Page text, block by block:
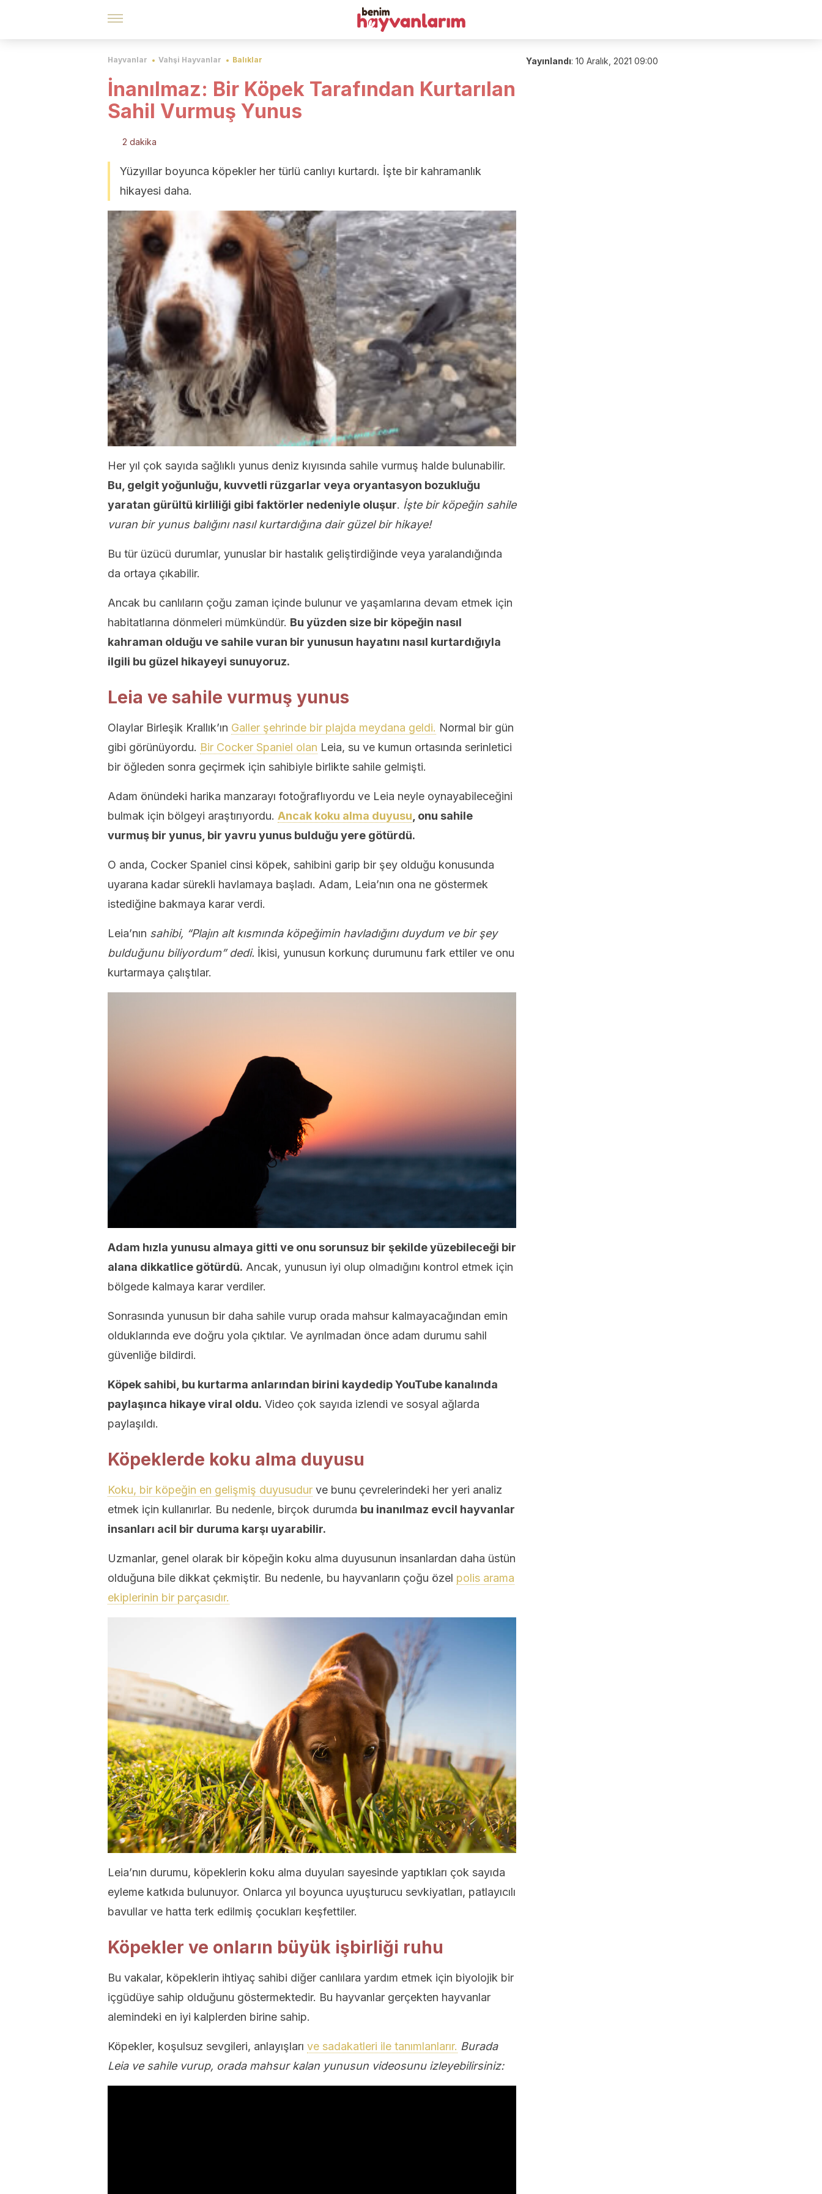
Hayvanlar Vahşi Hayvanlar Balıklar
İnanılmaz: Bir Köpek Tarafından Kurtarılan
Sahil Vurmuş Yunus
2 dakika
Yüzyıllar boyunca köpekler her türlü canlıyı kurtardı. İşte bir kahramanlık
hikayesi daha.
Her yıl çok sayıda sağlıklı yunus deniz kıyısında sahile vurmuş halde bulunabilir.
Bu, gelgit yoğunluğu, kuvvetli rüzgarlar veya oryantasyon bozukluğu
yaratan gürültü kirliliği gibi faktörler nedeniyle oluşur. İşte bir köpeğin sahile
vuran bir yunus balığını nasıl kurtardığına dair güzel bir hikaye!
Bu tür üzücü durumlar, yunuslar bir hastalık geliştirdiğinde veya yaralandığında
da ortaya çıkabilir.
Ancak bu canlıların çoğu zaman içinde bulunur ve yaşamlarına devam etmek için
habitatlarına dönmeleri mümkündür. Bu yüzden size bir köpeğin nasıl
kahraman olduğu ve sahile vuran bir yunusun hayatını nasıl kurtardığıyla
ilgili bu güzel hikayeyi sunuyoruz.
Leia ve sahile vurmuş yunus
Olaylar Birleşik Krallık’ın Galler şehrinde bir plajda meydana geldi. Normal bir gün
gibi görünüyordu. Bir Cocker Spaniel olan Leia, su ve kumun ortasında serinletici
bir öğleden sonra geçirmek için sahibiyle birlikte sahile gelmişti.
Adam önündeki harika manzarayı fotoğraflıyordu ve Leia neyle oynayabileceğini
bulmak için bölgeyi araştırıyordu. Ancak koku alma duyusu , onu sahile
vurmuş bir yunus, bir yavru yunus bulduğu yere götürdü.
O anda, Cocker Spaniel cinsi köpek, sahibini garip bir şey olduğu konusunda
uyarana kadar sürekli havlamaya başladı. Adam, Leia’nın ona ne göstermek
istediğine bakmaya karar verdi.
Leia’nın sahibi, “Plajın alt kısmında köpeğimin havladığını duydum ve bir şey
bulduğunu biliyordum” dedi. İkisi, yunusun korkunç durumunu fark ettiler ve onu
kurtarmaya çalıştılar.
Adam hızla yunusu almaya gitti ve onu sorunsuz bir şekilde yüzebileceği bir
alana dikkatlice götürdü. Ancak, yunusun iyi olup olmadığını kontrol etmek için
bölgede kalmaya karar verdiler.
Sonrasında yunusun bir daha sahile vurup orada mahsur kalmayacağından emin
olduklarında eve doğru yola çıktılar. Ve ayrılmadan önce adam durumu sahil
güvenliğe bildirdi.
Köpek sahibi, bu kurtarma anlarından birini kaydedip YouTube kanalında
paylaşınca hikaye viral oldu. Video çok sayıda izlendi ve sosyal ağlarda
paylaşıldı.
Köpeklerde koku alma duyusu
Koku, bir köpeğin en gelişmiş duyusudur ve bunu çevrelerindeki her yeri analiz
etmek için kullanırlar. Bu nedenle, birçok durumda bu inanılmaz evcil hayvanlar
insanları acil bir duruma karşı uyarabilir.
Uzmanlar, genel olarak bir köpeğin koku alma duyusunun insanlardan daha üstün
olduğuna bile dikkat çekmiştir. Bu nedenle, bu hayvanların çoğu özel polis arama
ekiplerinin bir parçasıdır.
Leia’nın durumu, köpeklerin koku alma duyuları sayesinde yaptıkları çok sayıda
eyleme katkıda bulunuyor. Onlarca yıl boyunca uyuşturucu sevkiyatları, patlayıcılı
bavullar ve hatta terk edilmiş çocukları keşfettiler.
Köpekler ve onların büyük işbirliği ruhu
Bu vakalar, köpeklerin ihtiyaç sahibi diğer canlılara yardım etmek için biyolojik bir
içgüdüye sahip olduğunu göstermektedir. Bu hayvanlar gerçekten hayvanlar
alemindeki en iyi kalplerden birine sahip.
Köpekler, koşulsuz sevgileri, anlayışları ve sadakatleri ile tanımlanlarır. Burada
Leia ve sahile vurup, orada mahsur kalan yunusun videosunu izleyebilirsiniz:
Yayınlandı: 10 Aralık, 2021 09:00